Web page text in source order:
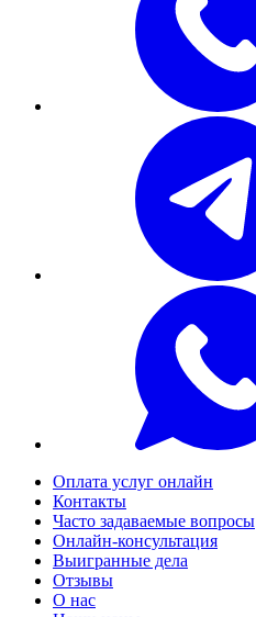
Оплата услуг онлайн
Контакты
Часто задаваемые вопросы
Онлайн-консультация
Выигранные дела
Отзывы
О нас